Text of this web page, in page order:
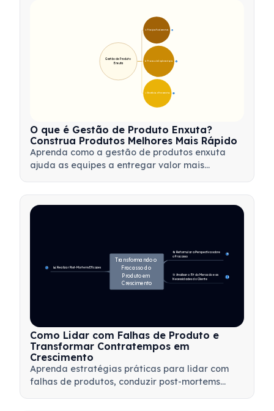
🎯 Princípios Fundamentais
🛠️ Processo de Implementação
💡 Benefícios e Ferramentas 17
Gestão de Produto
Enxuta
O que é Gestão de Produto Enxuta?
Construa Produtos Melhores Mais Rápido
Aprenda como a gestão de produtos enxuta
ajuda as equipes a entregar valor mais
que é mais importante.
🔄 Reformular a Perspectiva sobre
o Fracasso
4
📊 Realizar Post-Mortems Eficazes
7
🎯 Analisar o Fit do Mercado e as
Necessidades do Cliente
14
Transformando o
Fracasso do
Produto em
Crescimento
Como Lidar com Falhas de Produto e
Transformar Contratempos em
Crescimento
Aprenda estratégias práticas para lidar com
falhas de produtos, conduzir post-mortems